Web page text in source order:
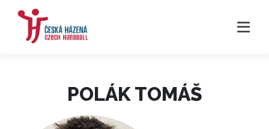
POLÁK TOMÁŠ